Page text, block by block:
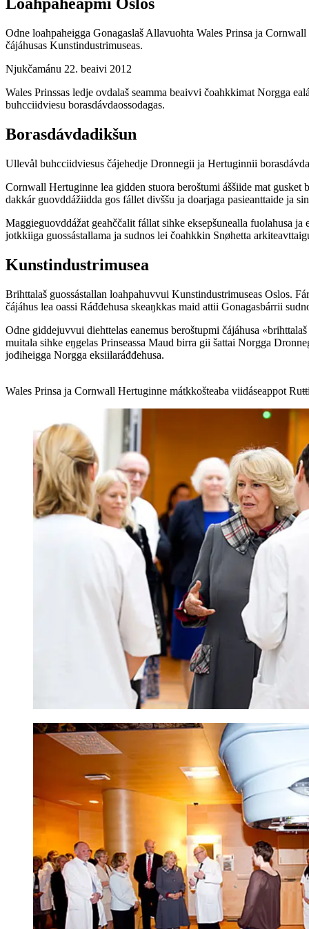
Loahpaheapmi Oslos
Odne loahpaheigga Gonagaslaš Allavuohta Wales Prinsa ja
čájáhusas Kunstindustrimuseas.
Njukčamánu 22. beaivi 2012
Wales Prinssas ledje ovdalaš seamma beaivvi čoahkkimat Norgga
buhcciidviesu borasdávdaossodagas.
Borasdávdadikšun
Ullevål buhcciidviesus čájehedje Dronnegii ja Hertuginnii
Cornwall Hertuginne lea gidden stuora beroštumi áššiide mat
dakkár guovddážiidda gos fállet divššu ja doarjaga pasieanttaide ja
Maggieguovddážat geahččalit fállat sihke eksepšunealla fuolahusa
jotkkiiga guossástallama ja sudnos lei čoahkkin Snøhetta
Kunstindustrimusea
Brihttalaš guossástallan loahpahuvvui Kunstindustrimuseas Oslos.
čájáhus lea oassi Ráđđehusa skeaŋkkas maid attii Gonagasbárrii
Odne giddejuvvui diehttelas eanemus beroštupmi čájáhusa
muitala sihke eŋgelas Prinseassa Maud birra gii šattai Norgga
jođiheigga Norgga eksiilaráđđehusa.
Wales Prinsa ja Cornwall Hertuginne mátkkošteaba viidáseappot